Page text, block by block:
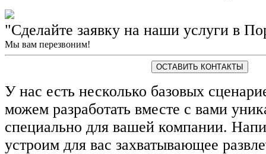
"Сделайте заявку на наши услуги в
Мы вам перезвоним!
ОСТАВИТЬ КОНТАКТЫ
У нас есть несколько базовых
можем разработать вместе с вами
специально для вашей компании.
устроим для вас захватывающее